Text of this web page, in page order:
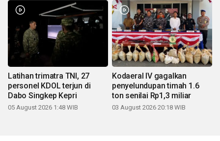
Latihan trimatra TNI, 27
personel KDOL terjun di
Dabo Singkep Kepri
05 August 2026 1:48 WIB
Kodaeral IV gagalkan
penyelundupan timah 1.6
ton senilai Rp1,3 miliar
03 August 2026 20:18 WIB